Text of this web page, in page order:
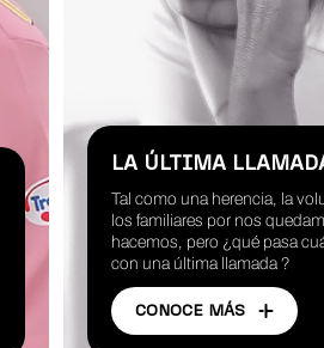
LA ÚLTIMA
Tal como una herencia, la
los familiares por nos
hacemos, pero ¿qué pasa
con una última llamada ?
CONOCE MÁS